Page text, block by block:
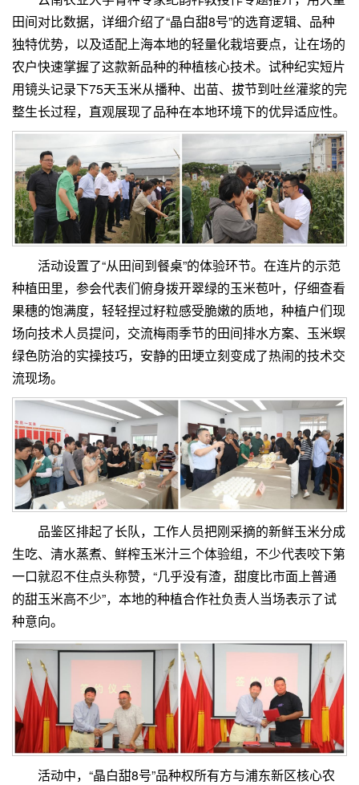
田间对比数据，详细介绍了“晶白甜8号”的选育逻辑、品种
独特优势，以及适配上海本地的轻量化栽培要点，让在场的
农户快速掌握了这款新品种的种植核心技术。试种纪实短片
用镜头记录下75天玉米从播种、出苗、拔节到吐丝灌浆的完
整生长过程，直观展现了品种在本地环境下的优异适应性。
活动设置了“从田间到餐桌”的体验环节。在连片的示范
种植田里，参会代表们俯身拨开翠绿的玉米苞叶，仔细查看
果穗的饱满度，轻轻捏过籽粒感受脆嫩的质地，种植户们现
场向技术人员提问，交流梅雨季节的田间排水方案、玉米螟
绿色防治的实操技巧，安静的田埂立刻变成了热闹的技术交
流现场。
品鉴区排起了长队，工作人员把刚采摘的新鲜玉米分成
生吃、清水蒸煮、鲜榨玉米汁三个体验组，不少代表咬下第
一口就忍不住点头称赞，“几乎没有渣，甜度比市面上普通
的甜玉米高不少”，本地的种植合作社负责人当场表示了试
种意向。
活动中，“晶白甜8号”品种权所有方与浦东新区核心农